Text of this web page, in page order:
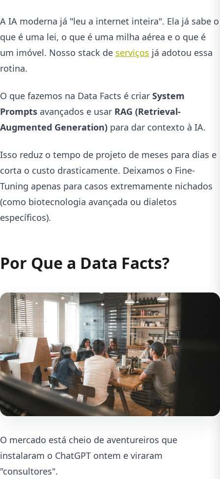
A IA moderna já "leu a internet inteira". Ela já sabe o
que é uma lei, o que é uma milha aérea e o que é
um imóvel. Nosso stack de serviços já adotou essa
rotina.
O que fazemos na Data Facts é criar System
Prompts avançados e usar RAG (Retrieval-
Augmented Generation) para dar contexto à IA.
Isso reduz o tempo de projeto de meses para dias e
corta o custo drasticamente. Deixamos o Fine-
Tuning apenas para casos extremamente nichados
(como biotecnologia avançada ou dialetos
específicos).
Por Que a Data Facts?
O mercado está cheio de aventureiros que
instalaram o ChatGPT ontem e viraram
"consultores".